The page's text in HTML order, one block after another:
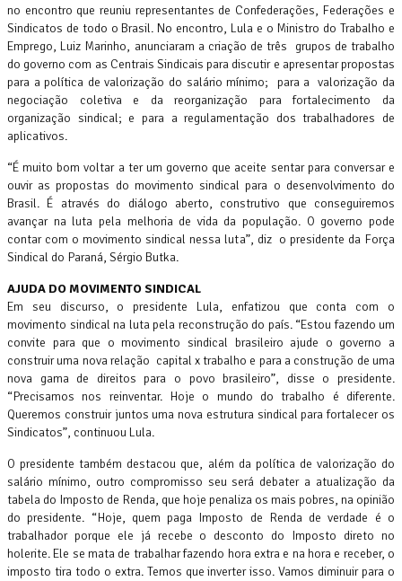
no encontro que reuniu representantes de Confederações, Federações e
Sindicatos de todo o Brasil. No encontro, Lula e o Ministro do Trabalho e
Emprego, Luiz Marinho, anunciaram a criação de três grupos de trabalho
do governo com as Centrais Sindicais para discutir e apresentar propostas
para a política de valorização do salário mínimo; para a valorização da
negociação coletiva e da reorganização para fortalecimento da
organização sindical; e para a regulamentação dos trabalhadores de
aplicativos.
“É muito bom voltar a ter um governo que aceite sentar para conversar e
ouvir as propostas do movimento sindical para o desenvolvimento do
Brasil. É através do diálogo aberto, construtivo que conseguiremos
avançar na luta pela melhoria de vida da população. O governo pode
contar com o movimento sindical nessa luta”, diz o presidente da Força
Sindical do Paraná, Sérgio Butka.
AJUDA DO MOVIMENTO SINDICAL
Em seu discurso, o presidente Lula, enfatizou que conta com o
movimento sindical na luta pela reconstrução do país. “Estou fazendo um
convite para que o movimento sindical brasileiro ajude o governo a
construir uma nova relação capital x trabalho e para a construção de uma
nova gama de direitos para o povo brasileiro”, disse o presidente.
“Precisamos nos reinventar. Hoje o mundo do trabalho é diferente.
Queremos construir juntos uma nova estrutura sindical para fortalecer os
Sindicatos”, continuou Lula.
O presidente também destacou que, além da política de valorização do
salário mínimo, outro compromisso seu será debater a atualização da
tabela do Imposto de Renda, que hoje penaliza os mais pobres, na opinião
do presidente. “Hoje, quem paga Imposto de Renda de verdade é o
trabalhador porque ele já recebe o desconto do Imposto direto no
holerite. Ele se mata de trabalhar fazendo hora extra e na hora e receber, o
imposto tira todo o extra. Temos que inverter isso. Vamos diminuir para o